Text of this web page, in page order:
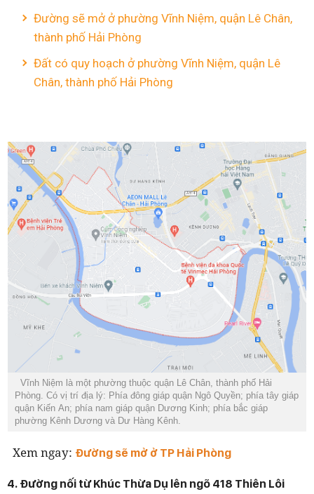
Đường sẽ mở ở phường Vĩnh Niệm, quận Lê Chân,
thành phố Hải Phòng
Đất có quy hoạch ở phường Vĩnh Niệm, quận Lê
Chân, thành phố Hải Phòng
Vĩnh Niệm là một phường thuộc quận Lê Chân, thành phố Hải
Phòng. Có vị trí địa lý: Phía đông giáp quận Ngô Quyền; phía tây giáp
quận Kiến An; phía nam giáp quận Dương Kinh; phía bắc giáp
phường Kênh Dương và Dư Hàng Kênh.
Xem ngay: Đường sẽ mở ở TP Hải Phòng
4. Đường nối từ Khúc Thừa Dụ lên ngõ 418 Thiên Lôi